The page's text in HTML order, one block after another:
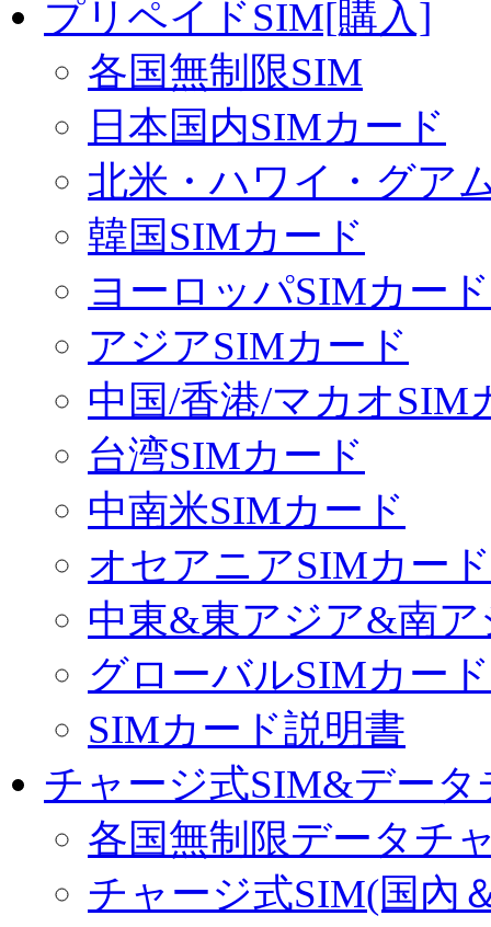
プリペイドSIM[購入]
各国無制限SIM
日本国内SIMカード
北米・ハワイ・グア
韓国SIMカード
ヨーロッパSIMカード
アジアSIMカード
中国/香港/マカオSIM
台湾SIMカード
中南米SIMカード
オセアニアSIMカード
中東&東アジア&南
グローバルSIMカード
SIMカード説明書
チャージ式SIM&デー
各国無制限データチ
チャージ式SIM(国內